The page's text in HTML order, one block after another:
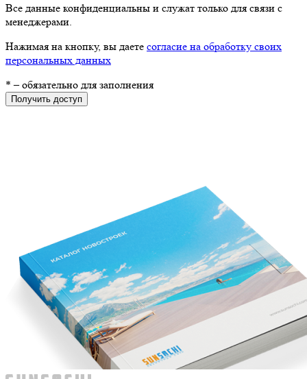
Все данные конфиденциальны и служат только для связи с
менеджерами.
Нажимая на кнопку, вы даете согласие на обработку своих
персональных данных
* – обязательно для заполнения
Получить доступ